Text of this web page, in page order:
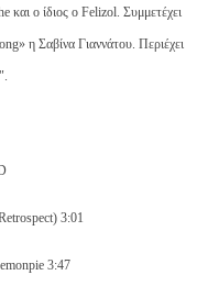
ο ίδιος ο Felizol. Συμμετέχει
η Σαβίνα Γιαννάτου. Περιέχει
3:01
3:47